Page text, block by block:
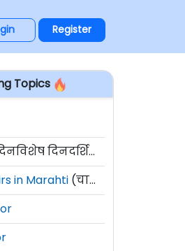
Register
Topics
दिनदर्शिका)
in Marahti (चालू घडामोडी)